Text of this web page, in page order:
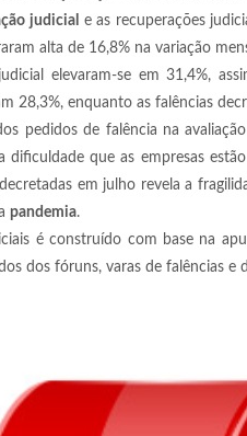
judicial e as recuperações
alta de 16,8% na variação
elevaram-se em 31,4%,
28,3%, enquanto as falências
pedidos de falência na
dificuldade que as empresas
em julho revela a
pandemia.
é construído com base na
dos fóruns, varas de falências e